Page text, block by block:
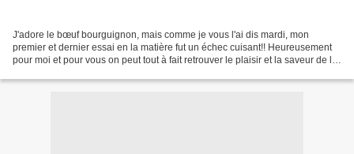
J'adore le bœuf bourguignon, mais comme je vous l'ai dis mardi, mon
premier et dernier essai en la matière fut un échec cuisant!! Heureusement
pour moi et pour vous on peut tout à fait retrouver le plaisir et la saveur de la